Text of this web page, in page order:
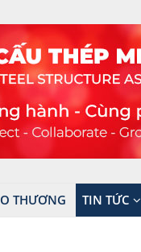
THƯƠNG TIN TỨC